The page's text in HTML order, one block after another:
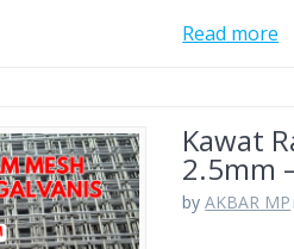
Read more
Kawat
2.5mm
byAKBAR MP